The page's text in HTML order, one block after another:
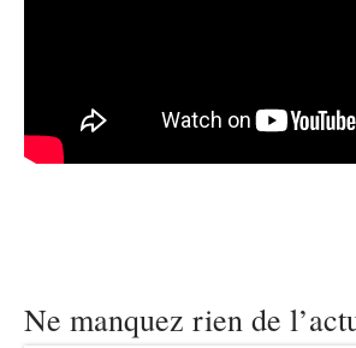
Ne manquez rien de